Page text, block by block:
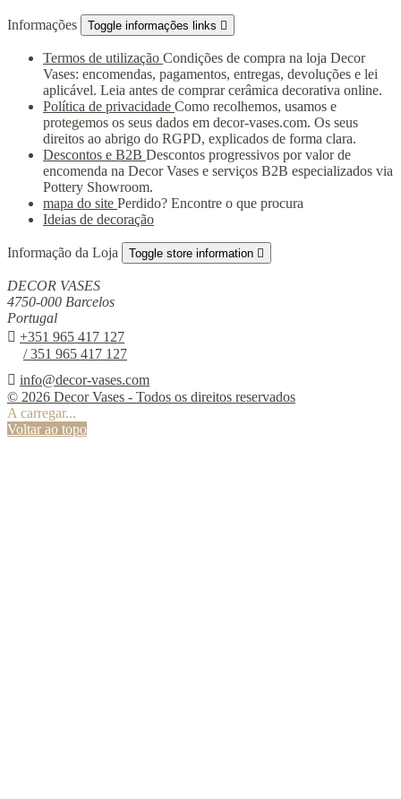
Informações Toggle informações links 
Termos de utilização Condições de compra na loja Decor
Vases: encomendas, pagamentos, entregas, devoluções e lei
aplicável. Leia antes de comprar cerâmica decorativa online.
Política de privacidade Como recolhemos, usamos e
protegemos os seus dados em decor-vases.com. Os seus
direitos ao abrigo do RGPD, explicados de forma clara.
Descontos e B2B Descontos progressivos por valor de
encomenda na Decor Vases e serviços B2B especializados via
Pottery Showroom.
mapa do site Perdido? Encontre o que procura
Ideias de decoração
Informação da Loja Toggle store information 
DECOR VASES
4750-000 Barcelos
Portugal
 +351 965 417 127
/ 351 965 417 127
 info@decor-vases.com
© 2026 Decor Vases - Todos os direitos reservados
A carregar...
Voltar ao topo